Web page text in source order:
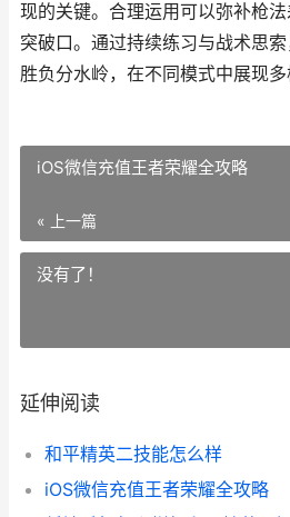
现的关键。合理运用可以弥补枪
突破口。通过持续练习与战术思
胜负分水岭，在不同模式中展现多
iOS微信充值王者荣耀全攻略
« 上一篇
没有了！
延伸阅读
和平精英二技能怎么样
iOS微信充值王者荣耀全攻略